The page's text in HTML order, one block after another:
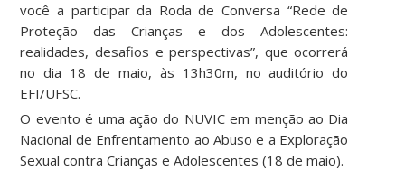
você a participar da Roda de Conversa “Rede de
Proteção das Crianças e dos Adolescentes:
realidades, desafios e perspectivas”, que ocorrerá
no dia 18 de maio, às 13h30m, no auditório do
EFI/UFSC.
O evento é uma ação do NUVIC em menção ao Dia
Nacional de Enfrentamento ao Abuso e a Exploração
Sexual contra Crianças e Adolescentes (18 de maio).